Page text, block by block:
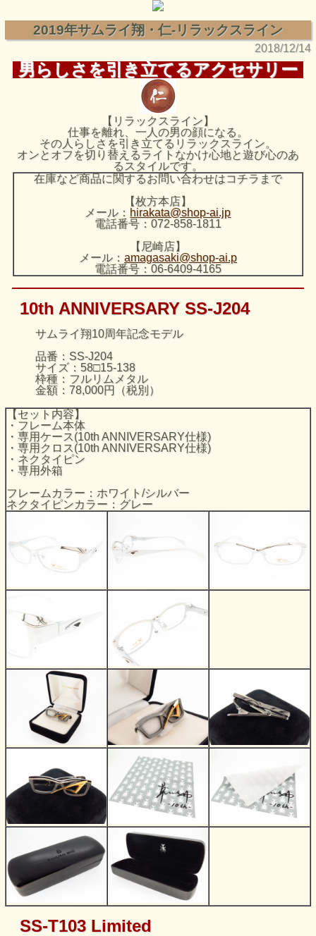
2019年サムライ翔・仁-リラックスライン
2018/12/14
男らしさを引き立てるアクセサリー
【リラックスライン】
仕事を離れ、一人の男の顔になる。
その人らしさを引き立てるリラックスライン。
オンとオフを切り替えるライトなかけ心地と遊び心のあ
るスタイルです。
在庫など商品に関するお問い合わせはコチラまで
【枚方本店】
メール： hirakata@shop-ai.jp
電話番号：072-858-1811
【尼崎店】
メール： amagasaki@shop-ai.p
電話番号：06-6409-4165
10th ANNIVERSARY SS-J204
サムライ翔10周年記念モデル
品番：SS-J204
サイズ：58□15-138
枠種：フルリムメタル
金額：78,000円（税別）
【セット内容】
・フレーム本体
・専用ケース(10th ANNIVERSARY仕様)
・専用クロス(10th ANNIVERSARY仕様)
・ネクタイピン
・専用外箱
フレームカラー：ホワイト/シルバー
ネクタイピンカラー：グレー
SS-T103 Limited